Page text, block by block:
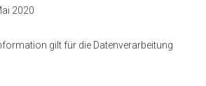
2020
gilt für die Datenverarbeitung